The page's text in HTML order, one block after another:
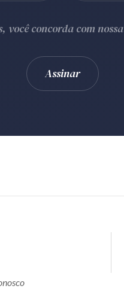
você concorda com nossa